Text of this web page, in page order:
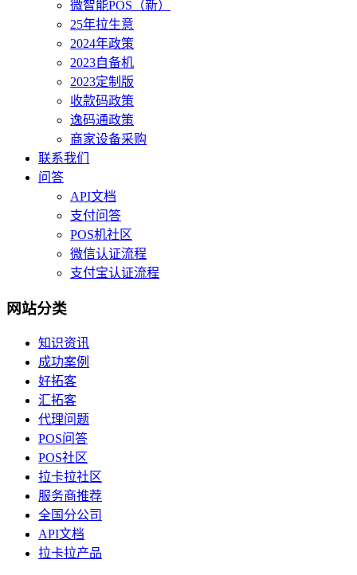
微智能POS（新）
25年拉生意
2024年政策
2023自备机
2023定制版
收款码政策
逸码通政策
商家设备采购
联系我们
问答
API文档
支付问答
POS机社区
微信认证流程
支付宝认证流程
网站分类
知识资讯
成功案例
好拓客
汇拓客
代理问题
POS问答
POS社区
拉卡拉社区
服务商推荐
全国分公司
API文档
拉卡拉产品